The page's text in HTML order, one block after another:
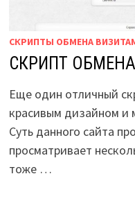
СКРИПТЫ ОБМЕНА
СКРИПТ
Еще один отличный
красивым дизайном и
Суть данного сайта
просматривает
тоже …